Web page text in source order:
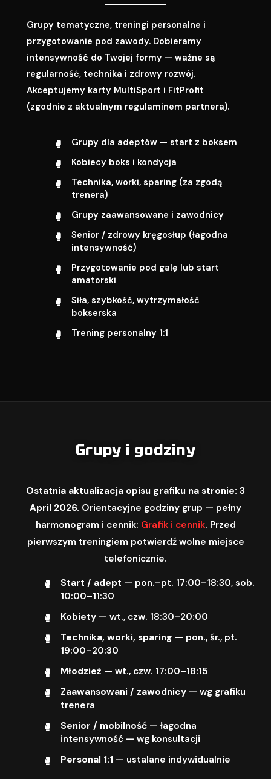
Grupy tematyczne, treningi personalne i
przygotowanie pod zawody. Dobieramy
intensywność do Twojej formy — ważne są
regularność, technika i zdrowy rozwój.
Akceptujemy karty MultiSport i FitProfit
(zgodnie z aktualnym regulaminem partnera).
Grupy dla adeptów — start z boksem
Kobiecy boks i kondycja
Technika, worki, sparing (za zgodą
trenera)
Grupy zaawansowane i zawodnicy
Senior / zdrowy kręgosłup (łagodna
intensywność)
Przygotowanie pod galę lub start
amatorski
Siła, szybkość, wytrzymałość
bokserska
Trening personalny 1:1
Grupy i godziny
Ostatnia aktualizacja opisu grafiku na stronie: 3
April 2026. Orientacyjne godziny grup — pełny
harmonogram i cennik: Grafik i cennik. Przed
pierwszym treningiem potwierdź wolne miejsce
telefonicznie.
Start / adept — pon.–pt. 17:00–18:30, sob.
10:00–11:30
Kobiety— wt., czw. 18:30–20:00
Technika, worki, sparing — pon., śr., pt.
19:00–20:30
Młodzież — wt., czw. 17:00–18:15
Zaawansowani / zawodnicy— wg grafiku
trenera
Senior / mobilność— łagodna
intensywność — wg konsultacji
Personal 1:1 — ustalane indywidualnie